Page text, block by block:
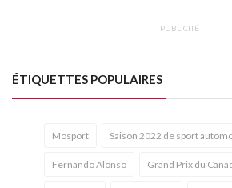
PUBLICITÉ
ÉTIQUETTES POPULAIRES
Mosport Saison 2022 de sport
Fernando Alonso Grand Prix du